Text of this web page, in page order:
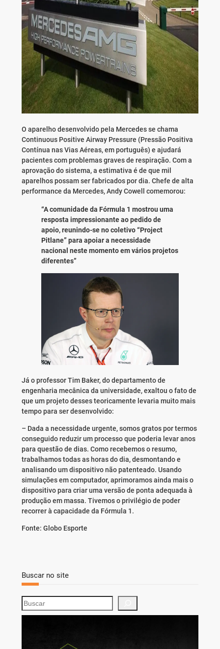
O aparelho desenvolvido pela Mercedes se chama
Continuous Positive Airway Pressure (Pressão Positiva
Contínua nas Vias Aéreas, em português) e ajudará
pacientes com problemas graves de respiração. Com a
aprovação do sistema, a estimativa é de que mil
aparelhos possam ser fabricados por dia. Chefe de alta
performance da Mercedes, Andy Cowell comemorou:
“A comunidade da Fórmula 1 mostrou uma
resposta impressionante ao pedido de
apoio, reunindo-se no coletivo “Project
Pitlane” para apoiar a necessidade
nacional neste momento em vários projetos
diferentes”
Já o professor Tim Baker, do departamento de
engenharia mecânica da universidade, exaltou o fato de
que um projeto desses teoricamente levaria muito mais
tempo para ser desenvolvido:
– Dada a necessidade urgente, somos gratos por termos
conseguido reduzir um processo que poderia levar anos
para questão de dias. Como recebemos o resumo,
trabalhamos todas as horas do dia, desmontando e
analisando um dispositivo não patenteado. Usando
simulações em computador, aprimoramos ainda mais o
dispositivo para criar uma versão de ponta adequada à
produção em massa. Tivemos o privilégio de poder
recorrer à capacidade da Fórmula 1.
Fonte: Globo Esporte
Buscar no site
S
e